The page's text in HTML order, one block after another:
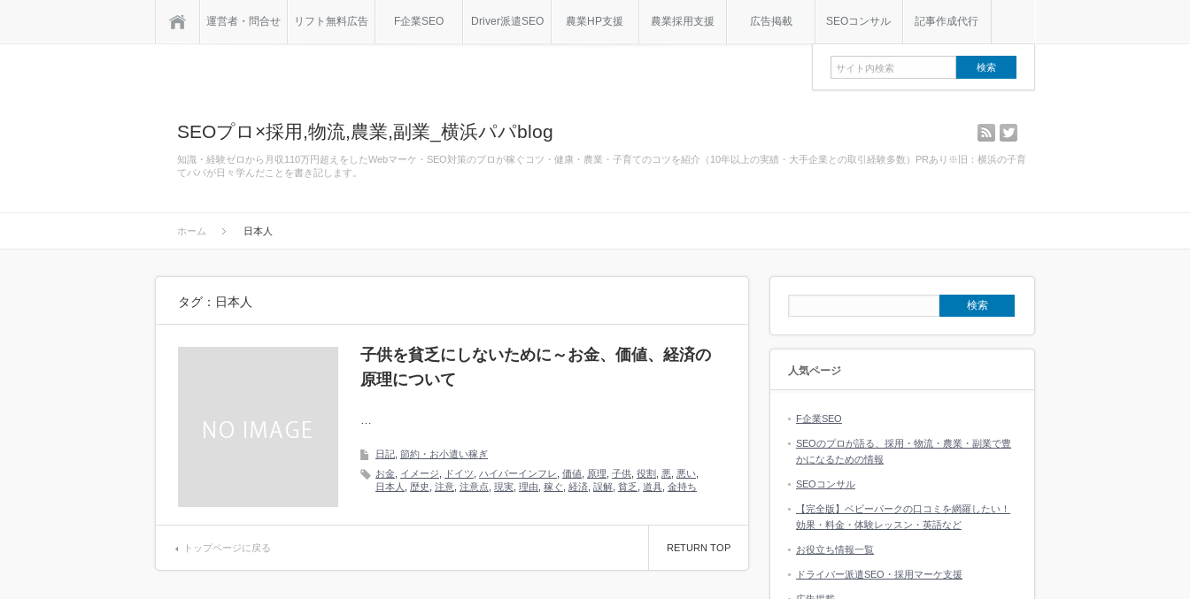
運営者・問合せ リフト無料広告 F企業SEO Driver派遣SEO 農業HP支援 農業採用支援 広告掲載 SEOコンサル 記事作成代行
SEOプロ×採用,物流,農業,副業_横浜パパblog
知識・経験ゼロから月収110万円超えをしたWebマーケ・SEO対策のプロが稼ぐコツ・健康・農業・子育てのコツを紹介（10年以上の実績・大手企業との取引経験多数）PRあり※旧：横浜の子育
てパパが日々学んだことを書き記します。
rss
ホーム 日本人
タグ：日本人
子供を貧乏にしないために～お金、価値、経済の
原理について
…
日記 節約・お小遣い稼ぎ
お金 イメージ ドイツ ハイパーインフレ 価値 原理 子供 役割 悪 悪い
日本人
歴史 注意 注意点 現実 理由 稼ぐ 経済 誤解 貧乏 道具 金持ち
トップページに戻る RETURN TOP
人気ページ
F企業SEO
SEOのプロが語る、採用・物流・農業・副業で豊
かになるための情報
SEOコンサル
【完全版】ベビーパークの口コミを網羅したい！
効果・料金・体験レッスン・英語など
お役立ち情報一覧
ドライバー派遣SEO・採用マーケ支援